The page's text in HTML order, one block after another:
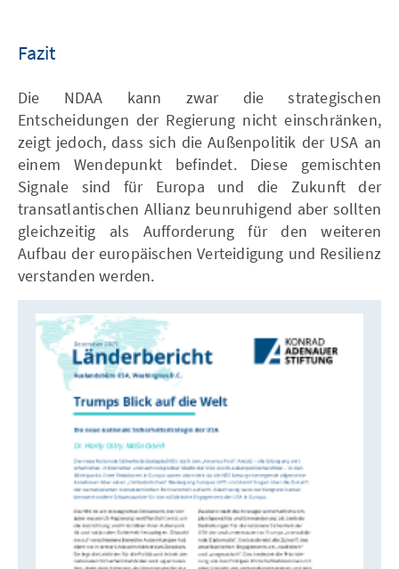
Fazit
Die NDAA kann zwar die strategischen
Entscheidungen der Regierung nicht einschränken,
zeigt jedoch, dass sich die Außenpolitik der USA an
einem Wendepunkt befindet. Diese gemischten
Signale sind für Europa und die Zukunft der
transatlantischen Allianz beunruhigend aber sollten
gleichzeitig als Aufforderung für den weiteren
Aufbau der europäischen Verteidigung und Resilienz
verstanden werden.